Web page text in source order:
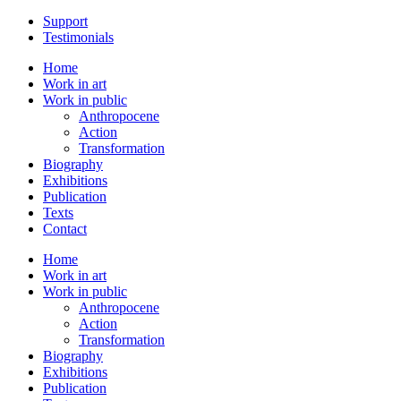
Support
Testimonials
Home
Work in art
Work in public
Anthropocene
Action
Transformation
Biography
Exhibitions
Publication
Texts
Contact
Home
Work in art
Work in public
Anthropocene
Action
Transformation
Biography
Exhibitions
Publication